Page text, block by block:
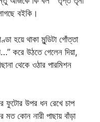
বইকি।
হয়ে থাকা মুন্ডিটা গোঁত্তা
করে উঠতে গেলেন দিয়া,
থেকে ওঠার পারমিশন
ফুটোর উপর ধন রেখে চাপ
মত কোন নারী পাছায় বাঁড়া